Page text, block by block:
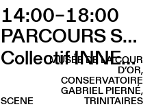
14:00–18:00
PARCOURS SUR LA COLLINE SAINTE-CROIX
Collectif INNER LIGHT
MUSÉE DE LA COUR
D’OR,
CONSERVATOIRE
GABRIEL PIERNÉ,
TRINITAIRES
SCENE